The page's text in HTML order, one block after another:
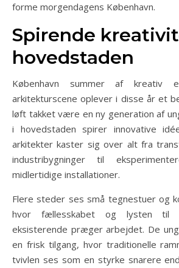
forme morgendagens København.
Spirende
hovedstaden
København summer af kreativ
arkitekturscene oplever i disse år et
løft takket være en ny generation af
i hovedstaden spirer innovative
arkitekter kaster sig over alt fra
industribygninger til
midlertidige installationer.
Flere steder ses små tegnestuer og
hvor fællesskabet og lysten til
eksisterende præger arbejdet. De
en frisk tilgang, hvor traditionelle
tvivlen ses som en styrke snarere